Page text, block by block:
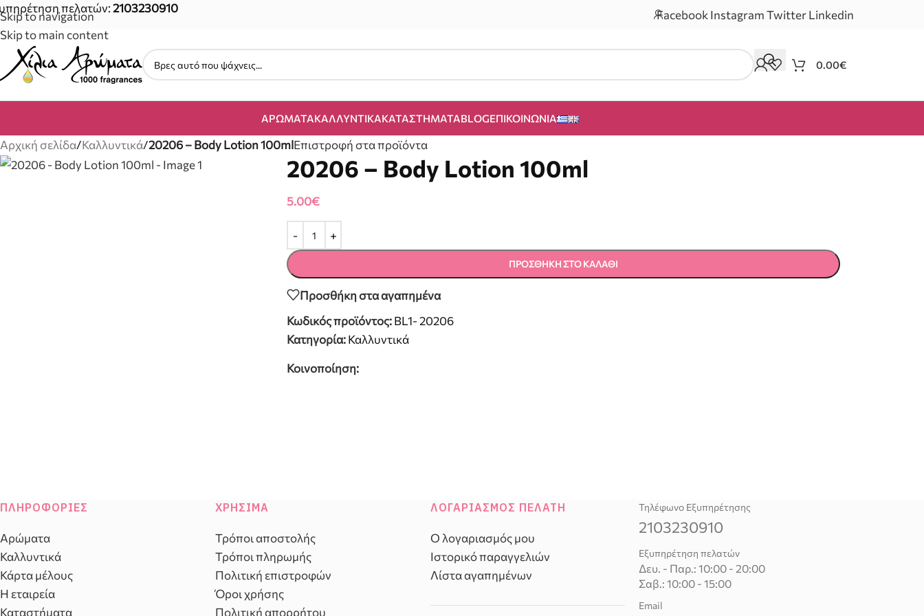
Skip to navigation
Skip to main content
πελατών:2103230910 FacebookInstagramTwitterLinkedin
0.00€
ΑΡΏΜΑΤΑΚΑΛΛΥΝΤΙΚΆΚΑΤΑΣΤΉΜΑΤΑBLOGΕΠΙΚΟΙΝΩΝΊΑ
Αρχική σελίδα/Καλλυντικά/20206 – Body Lotion 100mlΕπιστροφή στα προϊόντα
20206 – Body Lotion 100ml
5.00€
ΠΡΟΣΘΉΚΗ ΣΤΟ ΚΑΛΆΘΙ
Προσθήκη στα αγαπημένα
Κωδικός προϊόντος:BL1- 20206
Κατηγορία:Καλλυντικά
Κοινοποίηση:
ΠΛΗΡΟΦΟΡΊΕΣ
Αρώματα
Καλλυντικά
Κάρτα μέλους
Η εταιρεία
Καταστήματα
ΧΡΉΣΙΜΑ
Τρόποι αποστολής
Τρόποι πληρωμής
Πολιτική επιστροφών
Όροι χρήσης
Πολιτική απορρήτου
ΛΟΓΑΡΙΑΣΜΌΣ ΠΕΛΆΤΗ
Ο λογαριασμός μου
Ιστορικό παραγγελιών
Λίστα αγαπημένων
Τηλέφωνο Εξυπηρέτησης
2103230910
Εξυπηρέτηση πελατών
Δευ. - Παρ.: 10:00 - 20:00
Σαβ.: 10:00 - 15:00
Email